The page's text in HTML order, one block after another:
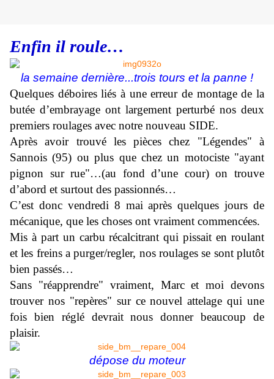
Enfin il roule…
la semaine dernière...trois tours et la panne !
Quelques déboires liés à une erreur de montage de la
butée d’embrayage ont largement perturbé nos deux
premiers roulages avec notre nouveau SIDE.
Après avoir trouvé les pièces chez "Légendes" à
Sannois (95) ou plus que chez un motociste "ayant
pignon sur rue"…(au fond d’une cour) on trouve
d’abord et surtout des passionnés…
C’est donc vendredi 8 mai après quelques jours de
mécanique, que les choses ont vraiment commencées.
Mis à part un carbu récalcitrant qui pissait en roulant
et les freins a purger/regler, nos roulages se sont plutôt
bien passés…
Sans "réapprendre" vraiment, Marc et moi devons
trouver nos "repères" sur ce nouvel attelage qui une
fois bien réglé devrait nous donner beaucoup de
plaisir.
dépose du moteur